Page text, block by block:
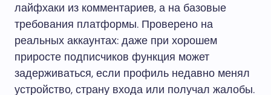
лайфхаки из комментариев, а на базовые
требования платформы. Проверено на
реальных аккаунтах: даже при хорошем
приросте подписчиков функция может
задерживаться, если профиль недавно менял
устройство, страну входа или получал жалобы.